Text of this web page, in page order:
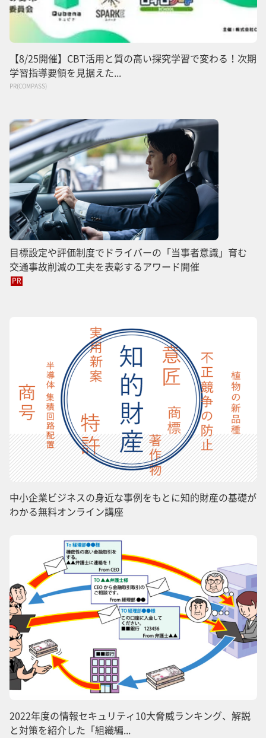
【8/25開催】CBT活用と質の高い探究学習で変わる！次期
学習指導要領を見据えた...
PR(COMPASS)
目標設定や評価制度でドライバーの「当事者意識」育む
交通事故削減の工夫を表彰するアワード開催
PR
中小企業ビジネスの身近な事例をもとに知的財産の基礎が
わかる無料オンライン講座
2022年度の情報セキュリティ10大脅威ランキング、解説
と対策を紹介した「組織編...